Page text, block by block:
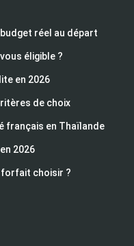
réel au départ
éligible ?
en 2026
de choix
français en Thaïlande
2026
forfait choisir ?